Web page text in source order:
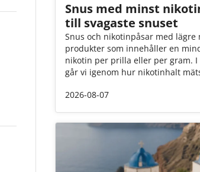
Snus med minst
till svagaste snuset
Snus och nikotinpåsar med
produkter som innehåller en
nikotin per prilla eller per gram.
går vi igenom hur nikotinhalt
när du väljer mellan tobakssnus
2026-08-07